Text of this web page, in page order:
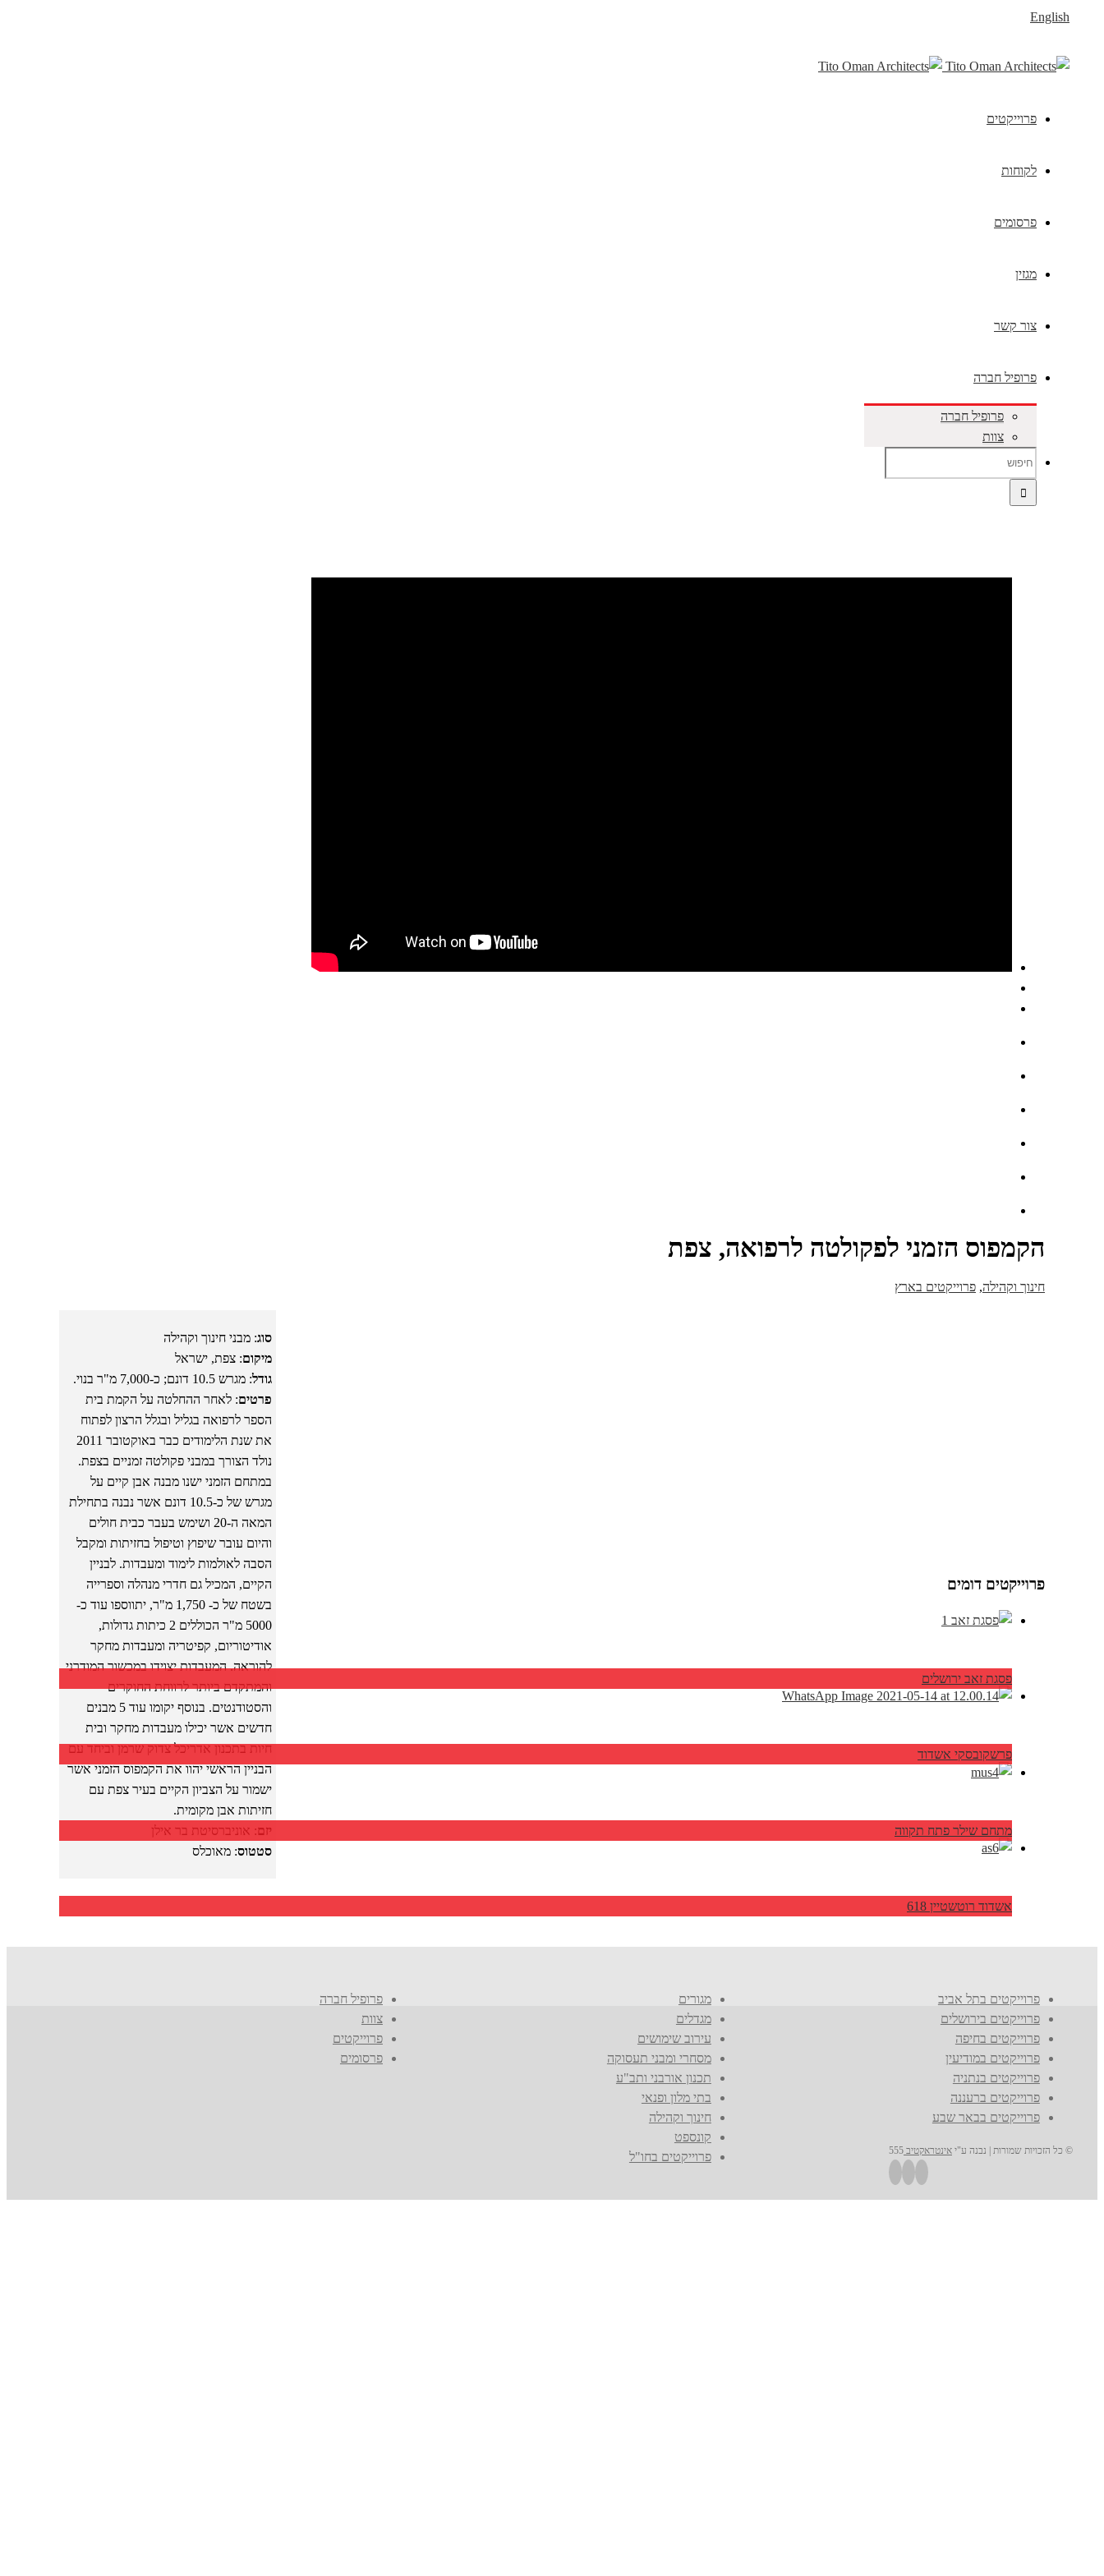
English
פרוייקטים
לקוחות
פרסומים
מגזין
צור קשר
פרופיל חברה
פרופיל חברה
צוות
הקמפוס הזמני לפקולטה לרפואה, צפת
חינוך וקהילה, פרוייקטים בארץ
סוג: מבני חינוך וקהילה
מיקום: צפת, ישראל
גודל: מגרש 10.5 דונם; כ-7,000 מ"ר בנוי.
פרטים: לאחר ההחלטה על הקמת בית
הספר לרפואה בגליל ובגלל הרצון לפתוח
את שנת הלימודים כבר באוקטובר 2011
נולד הצורך במבני פקולטה זמניים בצפת.
במתחם הזמני ישנו מבנה אבן קיים על
מגרש של כ-10.5 דונם אשר נבנה בתחילת
המאה ה-20 ושימש בעבר כבית חולים
והיום עובר שיפוץ וטיפול בחזיתות ומקבל
הסבה לאולמות לימוד ומעבדות. לבניין
הקיים, המכיל גם חדרי מנהלה וספרייה
בשטח של כ- 1,750 מ"ר, יתווספו עוד כ-
5000 מ"ר הכוללים 2 כיתות גדולות,
אודיטוריום, קפיטריה ומעבדות מחקר
להוראה. המעבדות יצוידו במכשור המודרני
והמתקדם ביותר לרווחת החוקרים
והסטודנטים. בנוסף יקומו עוד 5 מבנים
חדשים אשר יכילו מעבדות מחקר ובית
חיות בתכנון אדריכל צדוק שרמן וביחד עם
הבניין הראשי יהוו את הקמפוס הזמני אשר
ישמור על הצביון הקיים בעיר צפת עם
חזיתות אבן מקומית.
יזם: אוניברסיטת בר אילן
סטטוס: מאוכלס
פרוייקטים דומים
פסגת זאב ירושלים
פרשקובסקי אשדוד
מתחם שילר פתח תקווה
אשדוד רוטשטיין 618
פרופיל חברה
צוות
פרוייקטים
פרסומים
מגורים
מגדלים
עירוב שימושים
מסחרי ומבני תעסוקה
תכנון אורבני ותב"ע
בתי מלון ופנאי
חינוך וקהילה
קונספט
פרוייקטים בחו"ל
פרוייקטים בתל אביב
פרוייקטים בירושלים
פרוייקטים בחיפה
פרוייקטים במודיעין
פרוייקטים בנתניה
פרוייקטים ברעננה
פרוייקטים בבאר שבע
© כל הזכויות שמורות | נבנה ע"י אינטראקטיב 555